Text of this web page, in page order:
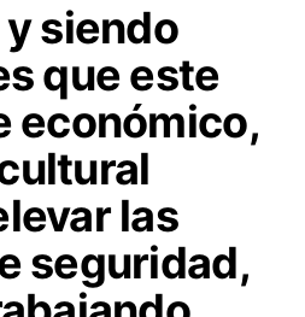
siendo
que este
económico,
las
seguridad,